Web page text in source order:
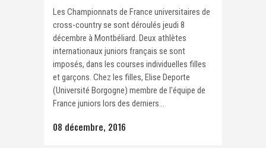
Les Championnats de France universitaires de
cross-country se sont déroulés jeudi 8
décembre à Montbéliard. Deux athlètes
internationaux juniors français se sont
imposés, dans les courses individuelles filles
et garçons. Chez les filles, Elise Deporte
(Université Borgogne) membre de l'équipe de
France juniors lors des derniers...
08 décembre, 2016